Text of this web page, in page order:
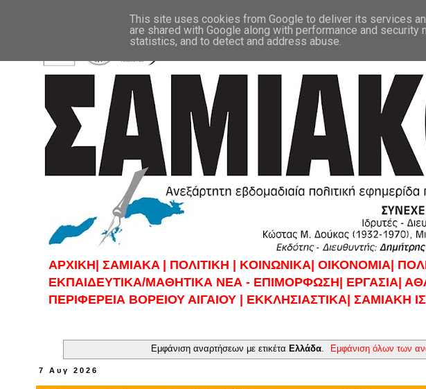
ΑΡΧΙΚΗ| ΣAMIAKA | ΠΟΛΙΤΙΚΗ | KOINΩΝΙΚΑ| ΟΙΚΟΝΟΜΙΑ|
ΕΚΠΑΙΔΕΥΤΙΚΑ/ΜΑΘΗΤΙΚΑ ΝΕΑ - ΕΠΙΜΟΡΦΩΣΗ| ΕΡΓΑΣΙΑ|
ΠΕΡΙΦΕΡΕΙΑ ΒΟΡΕΙΟΥ ΑΙΓΑΙΟΥ |
ΕΚΚΛΗΣΙΑΣΤΙΚΑ| ΣΑΜΙΑΚΗ
Εμφάνιση αναρτήσεων με ετικέτα Ελλάδα. Εμφάνιση όλων των
7 Αυγ 2026
This site uses cookies from Google to deliver its services
are shared with Google along with performance and
statistics, and to detect and address abuse.